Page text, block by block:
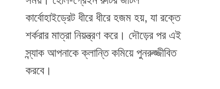
কার্বোহাইড্রেট ধীরে ধীরে হজম হয়, যা রক্তে
শর্করার মাত্রা নিয়ন্ত্রণ করে। দৌড়ের পর এই
স্ন্যাক আপনাকে ক্লান্তি কমিয়ে পুনরুজ্জীবিত
করবে।